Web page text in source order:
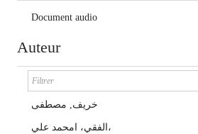
Document audio
Auteur
خريف, مصطفى
الفقي، امحمد علي،